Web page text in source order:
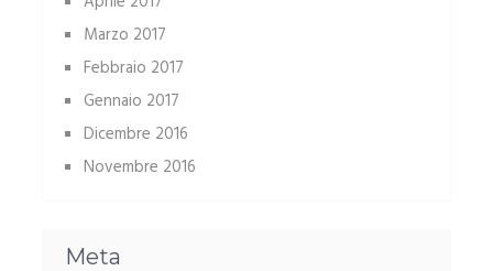
Marzo 2017
Febbraio 2017
Gennaio 2017
Dicembre 2016
Novembre 2016
Meta